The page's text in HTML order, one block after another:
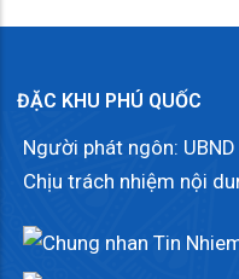
ĐẶC KHU PHÚ QUỐC
Người phát ngôn:
Chịu trách nhiệm nội